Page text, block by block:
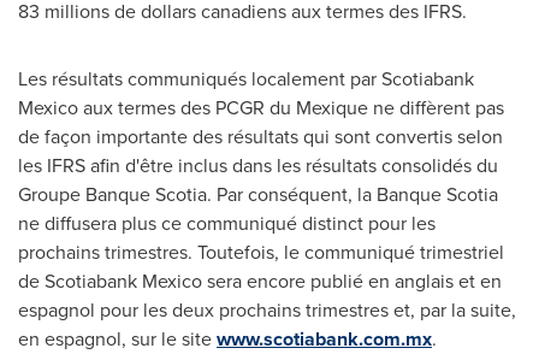
83 millions de dollars canadiens aux termes des IFRS.
Les résultats communiqués localement par Scotiabank
Mexicoaux termes des PCGR du Mexique ne diffèrent pas
de façon importante des résultats qui sont convertis selon
les IFRS afin d'être inclus dans les résultats consolidés du
Groupe Banque Scotia. Par conséquent, la Banque Scotia
ne diffusera plus ce communiqué distinct pour les
prochains trimestres. Toutefois, le communiqué trimestriel
de Scotiabank Mexicosera encore publié en anglais et en
espagnol pour les deux prochains trimestres et, par la suite,
en espagnol, sur le sitewww.scotiabank.com.mx.